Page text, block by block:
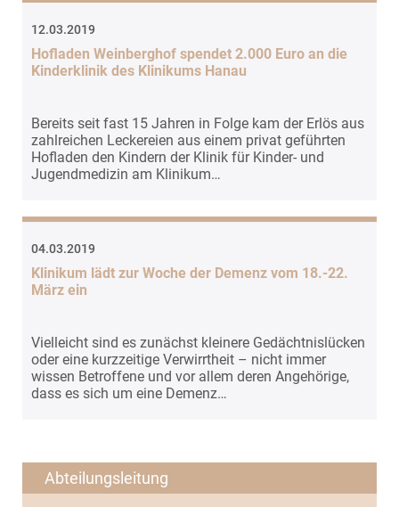
12.03.2019
Hofladen Weinberghof spendet 2.000 Euro an die
Kinderklinik des Klinikums Hanau
Bereits seit fast 15 Jahren in Folge kam der Erlös aus
zahlreichen Leckereien aus einem privat geführten
Hofladen den Kindern der Klinik für Kinder- und
Jugendmedizin am Klinikum…
04.03.2019
Klinikum lädt zur Woche der Demenz vom 18.-22.
März ein
Vielleicht sind es zunächst kleinere Gedächtnislücken
oder eine kurzzeitige Verwirrtheit – nicht immer
wissen Betroffene und vor allem deren Angehörige,
dass es sich um eine Demenz…
Abteilungsleitung